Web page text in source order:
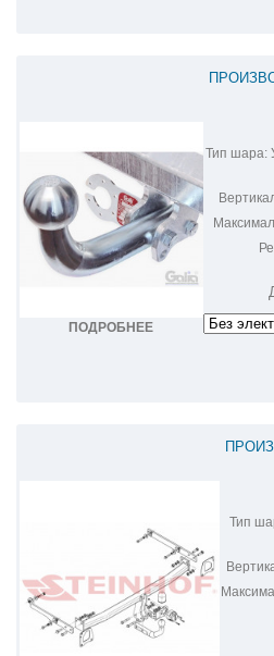
ПОДРОБНЕЕ
Тип шара:
Тип